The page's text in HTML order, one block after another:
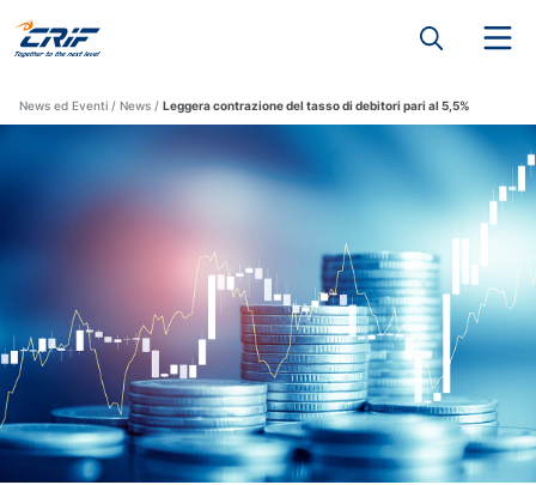
News ed Eventi News Leggera contrazione del tasso di debitori pari al 5,5%